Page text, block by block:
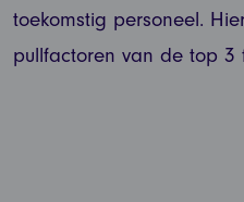
toekomstig personeel.
pullfactoren van de top 3